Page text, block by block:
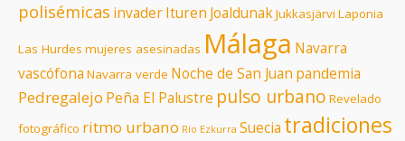
polisémicas invaderIturen JoaldunakJukkasjärvi Laponia
Las Hurdes mujeres asesinadas Málaga Navarra
vascófona Navarra verde Noche de San Juan pandemia
Pedregalejo Peña El Palustre pulso urbano Revelado
fotográfico ritmo urbano Río Ezkurra Suecia tradiciones